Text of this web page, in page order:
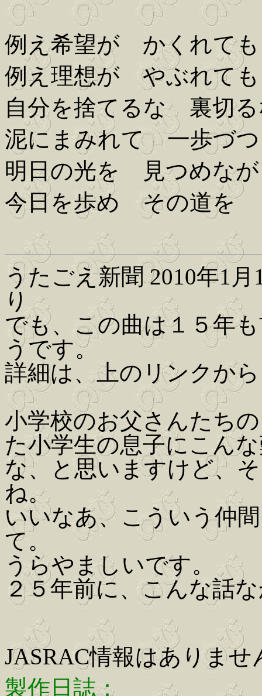
例え希望が かくれても
例え理想が やぶれても
自分を捨てるな 裏切
泥にまみれて 一歩づつ
明日の光を 見つめな
今日を歩め その道を
うたごえ新聞 2010年1
り
でも、この曲は１５年
うです。
詳細は、上のリンクか
小学校のお父さんたち
た小学生の息子にこん
な、と思いますけど、
ね。
いいなあ、こういう仲
て。
うらやましいです。
２５年前に、こんな話
JASRAC情報はありませ
製作日誌：